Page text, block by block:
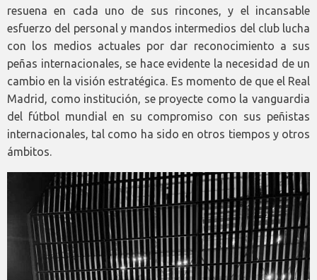
resuena en cada uno de sus rincones, y el incansable
esfuerzo del personal y mandos intermedios del club lucha
con los medios actuales por dar reconocimiento a sus
peñas internacionales, se hace evidente la necesidad de un
cambio en la visión estratégica. Es momento de que el Real
Madrid, como institución, se proyecte como la vanguardia
del fútbol mundial en su compromiso con sus peñistas
internacionales, tal como ha sido en otros tiempos y otros
ámbitos.